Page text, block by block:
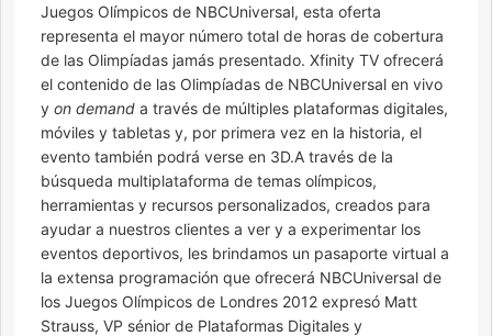
Juegos Olímpicos de NBCUniversal, esta oferta
representa el mayor número total de horas de cobertura
de las Olimpíadas jamás presentado. Xfinity TV ofrecerá
el contenido de las Olimpíadas de NBCUniversal en vivo
y on demand a través de múltiples plataformas digitales,
móviles y tabletas y, por primera vez en la historia, el
evento también podrá verse en 3D.A través de la
búsqueda multiplataforma de temas olímpicos,
herramientas y recursos personalizados, creados para
ayudar a nuestros clientes a ver y a experimentar los
eventos deportivos, les brindamos un pasaporte virtual a
la extensa programación que ofrecerá NBCUniversal de
los Juegos Olímpicos de Londres 2012 expresó Matt
Strauss, VP sénior de Plataformas Digitales y